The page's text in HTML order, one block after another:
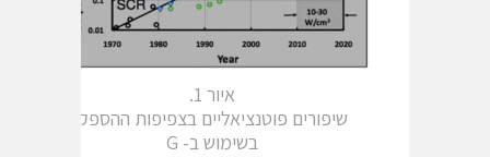
איור 1.
שיפורים פוטנציאליים בצפיפות ההספק
בשימוש ב- G